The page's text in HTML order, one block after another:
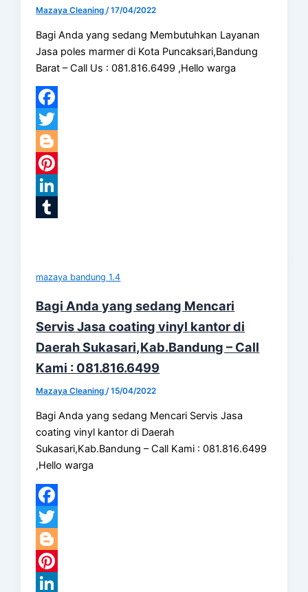
Mazaya Cleaning/17/04/2022
Bagi Anda yang sedang Membutuhkan Layanan
Jasa poles marmer di Kota Puncaksari,Bandung
Barat – Call Us : 081.816.6499 ,Hello warga
Facebook
Twitter
Blogger
Pinterest
LinkedIn
mazaya bandung 1.4
Bagi Anda yang sedang Mencari
Servis Jasa coating vinyl kantor di
Daerah Sukasari,Kab.Bandung – Call
Kami : 081.816.6499
Mazaya Cleaning/15/04/2022
Bagi Anda yang sedang Mencari Servis Jasa
coating vinyl kantor di Daerah
Sukasari,Kab.Bandung – Call Kami : 081.816.6499
,Hello warga
Facebook
Twitter
Blogger
Pinterest